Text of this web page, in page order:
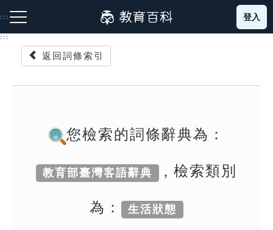
到
主
::: 登入
:::
返回詞條索引
您檢索的詞條辭典為：
教育部臺灣客語辭典 , 檢索類別
為： 生活狀態